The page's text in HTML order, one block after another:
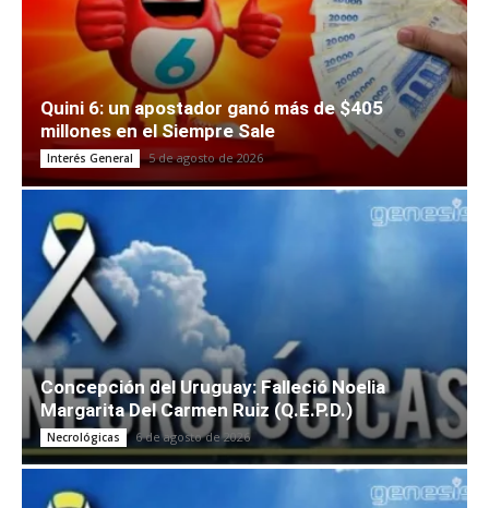
Quini 6: un apostador ganó más de $405
millones en el Siempre Sale
Interés General 5 de agosto de 2026
Concepción del Uruguay: Falleció Noelia
Margarita Del Carmen Ruiz (Q.E.P.D.)
Necrológicas 6 de agosto de 2026